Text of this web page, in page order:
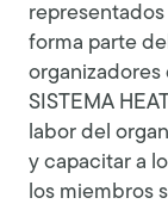
forma parte
organizadores
SISTEMA
labor del
y capacitar a
los miembros